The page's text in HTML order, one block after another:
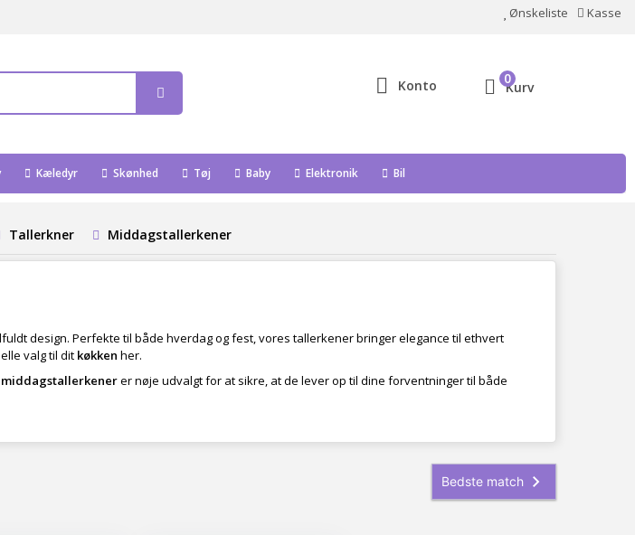
Ønskeliste Kasse
Konto Kurv
0
Kæledyr Skønhed Tøj Baby Elektronik Bil
Tallerkner Middagstallerkener
design. Perfekte til både hverdag og fest, vores tallerkener bringer elegance til ethvert
valg til dit køkken her.
middagstallerkenerer nøje udvalgt for at sikre, at de lever op til dine forventninger til både